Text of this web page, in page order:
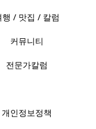
행 / 맛집 / 칼럼
커뮤니티
전문가칼럼
개인정보정책